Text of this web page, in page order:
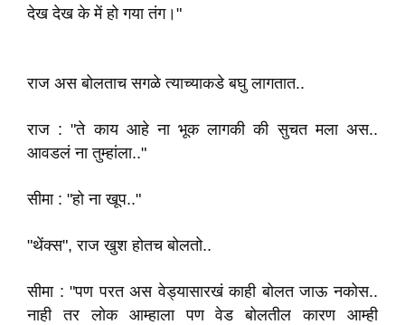
देख देख के में हो गया तंग।"
राज अस बोलताच सगळे त्याच्याकडे बघु लागतात..
राज : "ते काय आहे ना भूक लागकी की सुचत मला अस..
आवडलं ना तुम्हांला.."
सीमा : "हो ना खूप.."
"थेंक्स", राज खुश होतच बोलतो..
सीमा : "पण परत अस वेड्यासारखं काही बोलत जाऊ नकोस..
नाही तर लोक आम्हाला पण वेड बोलतील कारण आम्ही